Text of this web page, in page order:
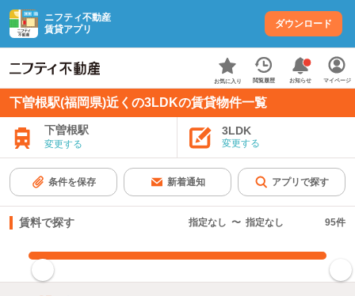
ニフティ不動産
賃貸アプリ
ダウンロード
お気に入り 閲覧履歴 お知らせ マイページ
下曽根駅(福岡県)近くの3LDKの賃貸物件一覧
下曽根駅
変更する
3LDK
変更する
条件を保存 新着通知 アプリで探す
賃料で探す 指定なし 〜 指定なし 95件